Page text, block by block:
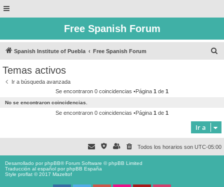
Free Spanish Forum
Spanish Institute of Puebla Free Spanish Forum
Temas activos
Ir a búsqueda avanzada
Se encontraron 0 coincidencias •Página 1 de 1
No se encontraron coincidencias.
Se encontraron 0 coincidencias •Página 1 de 1
Ir a
Todos los horarios son UTC-05:00
Desarrollado porphpBB® Forum Software © phpBB Limited
Traducción al español porphpBB España
Style proflat © 2017 Mazeltof